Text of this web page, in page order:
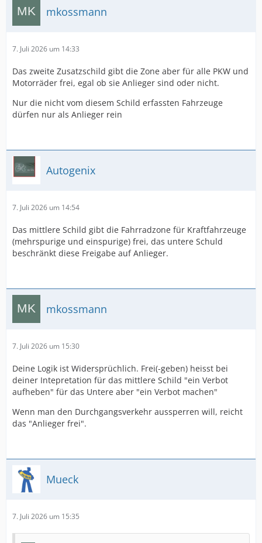
mkossmann
7. Juli 2026 um 14:33
Das zweite Zusatzschild gibt die Zone aber für alle PKW und
Motorräder frei, egal ob sie Anlieger sind oder nicht.
Nur die nicht vom diesem Schild erfassten Fahrzeuge
dürfen nur als Anlieger rein
Autogenix
7. Juli 2026 um 14:54
Das mittlere Schild gibt die Fahrradzone für Kraftfahrzeuge
(mehrspurige und einspurige) frei, das untere Schuld
beschränkt diese Freigabe auf Anlieger.
mkossmann
7. Juli 2026 um 15:30
Deine Logik ist Widersprüchlich. Frei(-geben) heisst bei
deiner Intepretation für das mittlere Schild "ein Verbot
aufheben" für das Untere aber "ein Verbot machen"
Wenn man den Durchgangsverkehr aussperren will, reicht
das "Anlieger frei".
Mueck
7. Juli 2026 um 15:35